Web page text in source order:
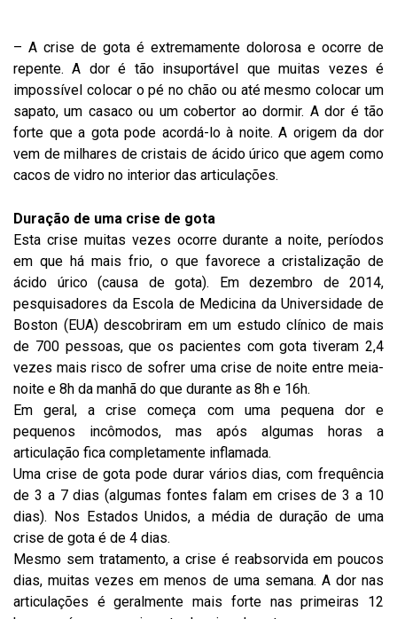
– A crise de gota é extremamente dolorosa e ocorre de
repente. A dor é tão insuportável que muitas vezes é
impossível colocar o pé no chão ou até mesmo colocar um
sapato, um casaco ou um cobertor ao dormir. A dor é tão
forte que a gota pode acordá-lo à noite. A origem da dor
vem de milhares de cristais de ácido úrico que agem como
cacos de vidro no interior das articulações.
Duração de uma crise de gota
Esta crise muitas vezes ocorre durante a noite, períodos
em que há mais frio, o que favorece a cristalização de
ácido úrico (causa de gota). Em dezembro de 2014,
pesquisadores da Escola de Medicina da Universidade de
Boston (EUA) descobriram em um estudo clínico de mais
de 700 pessoas, que os pacientes com gota tiveram 2,4
vezes mais risco de sofrer uma crise de noite entre meia-
noite e 8h da manhã do que durante as 8h e 16h.
Em geral, a crise começa com uma pequena dor e
pequenos incômodos, mas após algumas horas a
articulação fica completamente inflamada.
Uma crise de gota pode durar vários dias, com frequência
de 3 a 7 dias (algumas fontes falam em crises de 3 a 10
dias). Nos Estados Unidos, a média de duração de uma
crise de gota é de 4 dias.
Mesmo sem tratamento, a crise é reabsorvida em poucos
dias, muitas vezes em menos de uma semana. A dor nas
articulações é geralmente mais forte nas primeiras 12